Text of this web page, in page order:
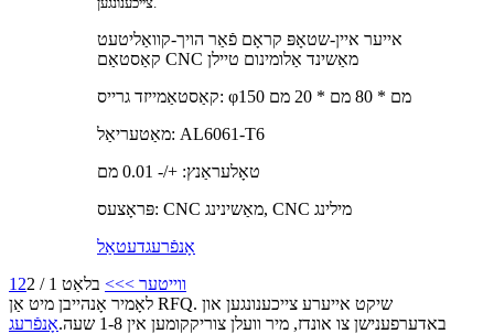
אייער איין-שטאָפּ קראָם פֿאַר הויך-קוואַליטעט
קאַסטאַם CNC מאַשינד אַלומינום טיילן
קאַסטאַמייזד גרייס: φ150 מם * 80 מם * 20 מם
מאַטעריאַל: AL6061-T6
טאָלעראַנץ: +/- 0.01 מם
פּראָצעס: CNC מאַשינינג, CNC מילינג
אָנפֿרעגדעטאַל
1 2 ווייטער >>> בלאַט 1 / 2
לאָמיר אָנהייבן מיט אַן RFQ. שיקט אייערע צייכענונגען און
באדערפענישן צו אונדז, מיר וועלן צוריקקומען אין 1-8 שעה.
אָנפֿרעג